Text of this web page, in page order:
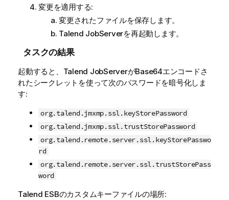
変更を適用する:
変更されたファイルを保存します。
Talend JobServerを再起動します。
タスクの結果
起動すると、 Talend JobServerがBase64エンコードさ
れたシークレットを使って次のパスワードを暗号化しま
す:
org.talend.jmxmp.ssl.keyStorePassword
org.talend.jmxmp.ssl.trustStorePassword
org.talend.remote.server.ssl.keyStorePasswo
rd
org.talend.remote.server.ssl.trustStorePass
word
Talend ESBのカスタムキーファイルの場所: